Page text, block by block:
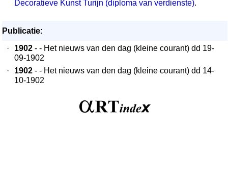
Decoratieve Kunst Turijn (diploma van verdienste).
Publicatie:
·
1902 - - Het nieuws van den dag (kleine courant) dd 19-
09-1902
·
1902 - - Het nieuws van den dag (kleine courant) dd 14-
10-1902